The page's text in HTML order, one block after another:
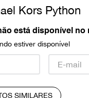
Kors Python
está disponível no
estiver disponível
SIMILARES